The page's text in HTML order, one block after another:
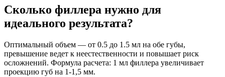
Сколько филлера нужно для
идеального результата?
Оптимальный объем — от 0.5 до 1.5 мл на обе губы,
превышение ведет к неестественности и повышает риск
осложнений. Формула расчета: 1 мл филлера увеличивает
проекцию губ на 1-1,5 мм.